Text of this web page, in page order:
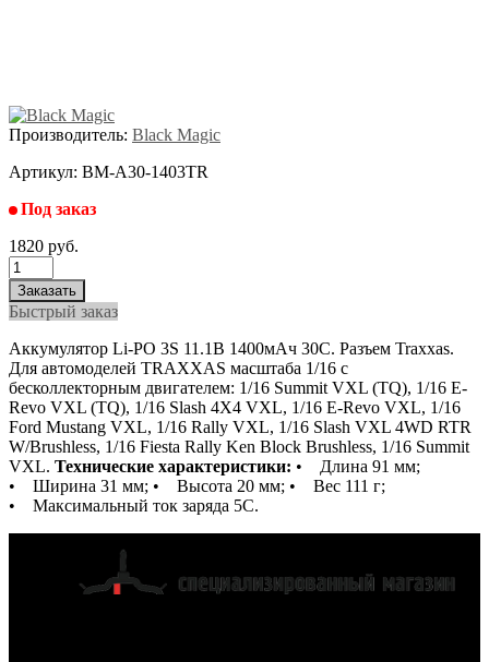
Производитель: Black Magic
Артикул: BM-A30-1403TR
Под заказ
1820 руб.
Быстрый заказ
Аккумулятор Li-PO 3S 11.1В 1400мАч 30C. Разъем Traxxas.
Для автомоделей TRAXXAS масштаба 1/16 с
бесколлекторным двигателем: 1/16 Summit VXL (TQ), 1/16 E-
Revo VXL (TQ), 1/16 Slash 4X4 VXL, 1/16 E-Revo VXL, 1/16
Ford Mustang VXL, 1/16 Rally VXL, 1/16 Slash VXL 4WD RTR
W/Brushless, 1/16 Fiesta Rally Ken Block Brushless, 1/16 Summit
VXL. Технические характеристики: • Длина 91 мм;
• Ширина 31 мм; • Высота 20 мм; • Вес 111 г;
• Максимальный ток заряда 5С.